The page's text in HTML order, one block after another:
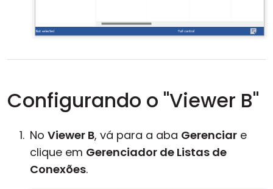
Configurando o "Viewer B"
No Viewer B, vá para a aba Gerenciar e
clique em Gerenciador de Listas de
Conexões.